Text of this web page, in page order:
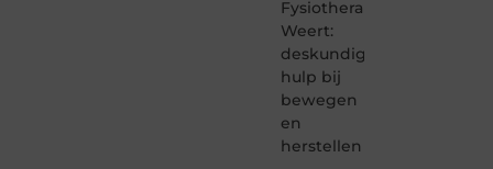
Fysiotherapie
Weert:
deskundige
hulp bij
bewegen
en
herstellen